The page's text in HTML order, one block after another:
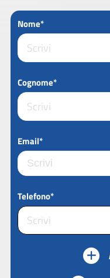
Nome*
Cognome*
Email*
Telefono*